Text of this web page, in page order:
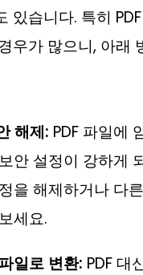
있습니다. 특히
우가 많으니, 아래
해제: PDF 파일에
안 설정이 강하게
을 해제하거나 다
세요.
일로 변환: PDF 대